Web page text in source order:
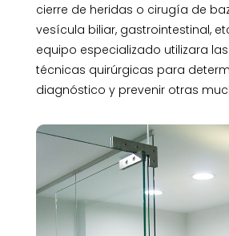
cierre de heridas o cirugía de
vesícula biliar, gastrointestinal,
equipo especializado utilizara
técnicas quirúrgicas para
diagnóstico y prevenir otras